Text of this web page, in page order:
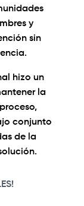
y
sin
hizo un
la
conjunto
de la